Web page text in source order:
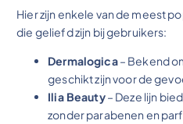
Hier zijn enkele van de meest
die geliefd zijn bij gebruikers:
Dermalogica– Bekend
geschikt zijn voor de
Ilia Beauty– Deze lijn
zonder parabenen en